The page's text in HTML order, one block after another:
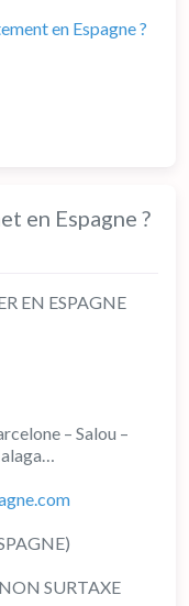
en Espagne ?
en Espagne ?
EN ESPAGNE
– Salou –
SURTAXE